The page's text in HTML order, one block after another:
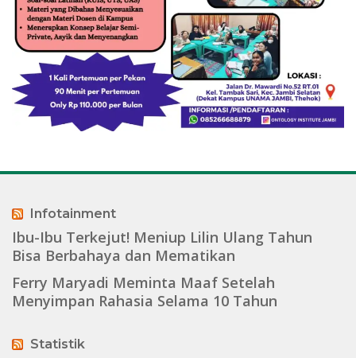
Infotainment
Ibu-Ibu Terkejut! Meniup Lilin Ulang Tahun
Bisa Berbahaya dan Mematikan
Ferry Maryadi Meminta Maaf Setelah
Menyimpan Rahasia Selama 10 Tahun
Statistik